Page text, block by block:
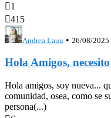
1
415
Andrea Lauu • 26/08/2025
Hola Amigos,
Hola amigos, soy nueva...
comunidad, osea, como se
persona(...)